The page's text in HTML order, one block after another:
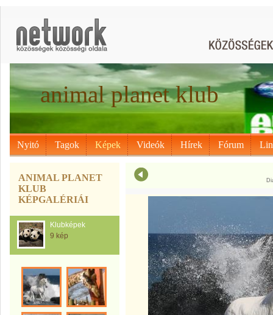
animal planet klub
Nyitó Tagok Képek Videók Hírek Fórum
ANIMAL PLANET
KLUB
KÉPGALÉRIÁI
Klubképek
9 kép